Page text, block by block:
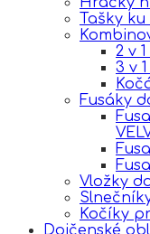
Tašky
2 v 1
3 v 1
Fusáky
Vložky
Kočíky
Dojčenské